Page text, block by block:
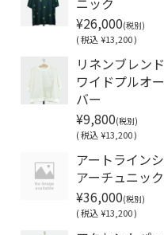
ニック
¥26,000(税別)
(税込¥13,200 )
リネンブレンド
ワイドプルオー
バー
¥9,800(税別)
(税込¥13,200 )
アートラインシ
アーチュニック
¥36,000(税別)
(税込¥13,200 )